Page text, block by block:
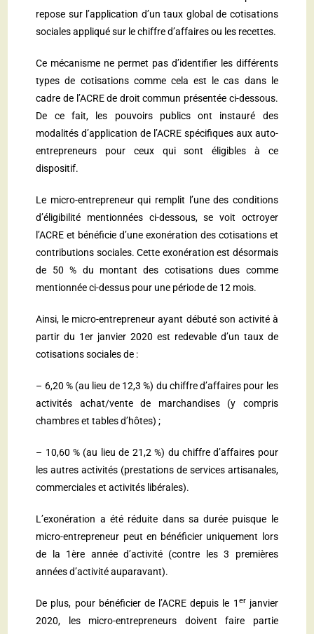
repose sur l’application d’un taux global de cotisations
sociales appliqué sur le chiffre d’affaires ou les recettes.
Ce mécanisme ne permet pas d’identifier les différents
types de cotisations comme cela est le cas dans le
cadre de l’ACRE de droit commun présentée ci-dessous.
De ce fait, les pouvoirs publics ont instauré des
modalités d’application de l’ACRE spécifiques aux auto-
entrepreneurs pour ceux qui sont éligibles à ce
dispositif.
Le micro-entrepreneur qui remplit l’une des conditions
d’éligibilité mentionnées ci-dessous, se voit octroyer
l’ACRE et bénéficie d’une exonération des cotisations et
contributions sociales. Cette exonération est désormais
de 50 % du montant des cotisations dues comme
mentionnée ci-dessus pour une période de 12 mois.
Ainsi, le micro-entrepreneur ayant débuté son activité à
partir du 1er janvier 2020 est redevable d’un taux de
cotisations sociales de :
– 6,20 % (au lieu de 12,3 %) du chiffre d’affaires pour les
activités achat/vente de marchandises (y compris
chambres et tables d’hôtes) ;
– 10,60 % (au lieu de 21,2 %) du chiffre d’affaires pour
les autres activités (prestations de services artisanales,
commerciales et activités libérales).
L’exonération a été réduite dans sa durée puisque le
micro-entrepreneur peut en bénéficier uniquement lors
de la 1ère année d’activité (contre les 3 premières
années d’activité auparavant).
De plus, pour bénéficier de l’ACRE depuis le 1 erjanvier
2020, les micro-entrepreneurs doivent faire partie